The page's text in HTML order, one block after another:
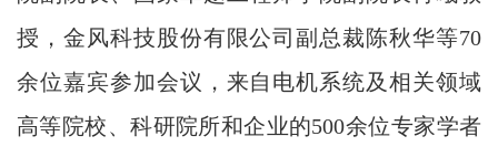
授，金风科技股份有限公司副总裁陈秋华等70
余位嘉宾参加会议，来自电机系统及相关领域
高等院校、科研院所和企业的500余位专家学者